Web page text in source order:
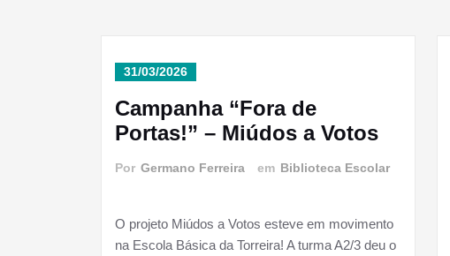
31/03/2026
Campanha “Fora de
Portas!” – Miúdos a Votos
Por Germano Ferreira em Biblioteca Escolar
O projeto Miúdos a Votos esteve em movimento
na Escola Básica da Torreira! A turma A2/3 deu o